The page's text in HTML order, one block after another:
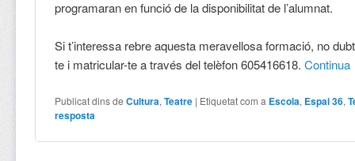
programaran en funció de la disponibilitat de l’alumnat.
Si t’interessa rebre aquesta meravellosa formació, no
te i matricular-te a través del telèfon 605416618.Continua
Publicat dins de Cultura,Teatre | Etiquetat com a Escola, Espai 36,
resposta